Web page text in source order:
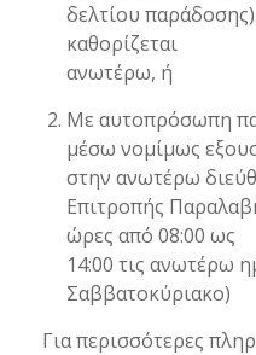
δελτίου
καθορίζεται
ανωτέρω, ή
Με αυτοπρόσωπη
μέσω νομίμως
στην ανωτέρω
Επιτροπής
ώρες από 08:00 ως
14:00 τις ανωτέρω
Σαββατοκύριακο)
Για περισσότερες